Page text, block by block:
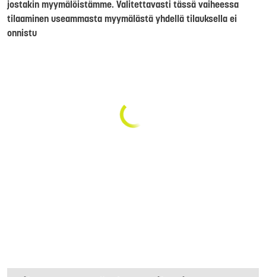
jostakin myymälöistämme. Valitettavasti tässä vaiheessa
tilaaminen useammasta myymälästä yhdellä tilauksella ei
onnistu